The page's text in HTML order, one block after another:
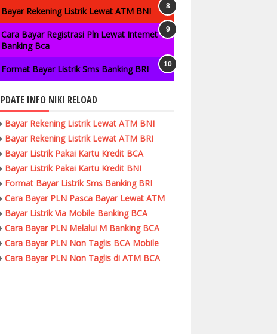
Bayar Rekening Listrik Lewat ATM BNI
Cara Bayar Registrasi Pln Lewat Internet
Banking Bca
Format Bayar Listrik Sms Banking BRI
INFO NIKI RELOAD
Bayar Rekening Listrik Lewat ATM BNI
Bayar Rekening Listrik Lewat ATM BRI
Bayar Listrik Pakai Kartu Kredit BCA
Bayar Listrik Pakai Kartu Kredit BNI
Format Bayar Listrik Sms Banking BRI
Cara Bayar PLN Pasca Bayar Lewat ATM
Bayar Listrik Via Mobile Banking BCA
Cara Bayar PLN Melalui M Banking BCA
Cara Bayar PLN Non Taglis BCA Mobile
Cara Bayar PLN Non Taglis di ATM BCA